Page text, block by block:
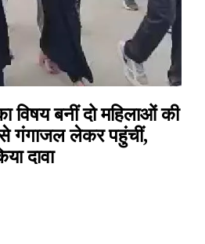
विषय बनीं दो महिलाओं की
से गंगाजल लेकर पहुंचीं,
दावा